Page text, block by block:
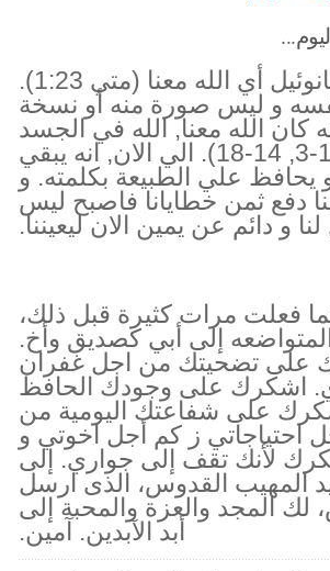
يسوع هو عمانوئيل أي الله معنا (متي 1:23).
و ليس صورة منه أو نسخة
كان الله معنا, الله في الجسد
(سوحنا 1: 1-3, 14-18). الي الان, انه يبقي
و يحافظ علي الطبيعة بكلمته. و
دفع ثمن خطايانا فاصبح ليس
و دائم عن يمين الان ليعيننا.
فعلت مرات كثيرة قبل ذلك،
إلى أبي كصديق وأخ.
على تضحيتك من اجل غفران
اشكرك على وجودك الحافظ
على شفاعتك اليومية من
احتياجاتي ز كم أجل اخوتي و
لأنك تقف إلى جواري. إلى
المهيب القدوس، الذى ارسل
المجد والعزة والمحبة إلى
أبد الآبدين. آمين.